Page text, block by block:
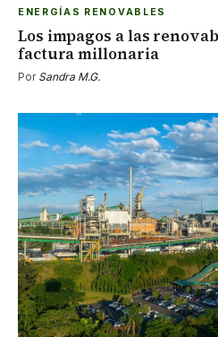
ENERGÍAS RENOVABLES
Los impagos a las
factura millonaria
Por Sandra M.G.